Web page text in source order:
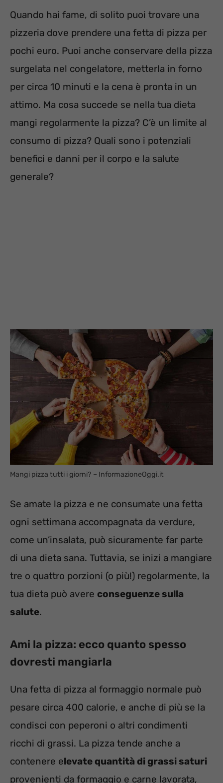
Quando hai fame, di solito puoi trovare una
pizzeria dove prendere una fetta di pizza per
pochi euro. Puoi anche conservare della pizza
surgelata nel congelatore, metterla in forno
per circa 10 minuti e la cena è pronta in un
attimo. Ma cosa succede se nella tua dieta
mangi regolarmente la pizza? C’è un limite al
consumo di pizza? Quali sono i potenziali
benefici e danni per il corpo e la salute
generale?
Mangi pizza tutti i giorni? – InformazioneOggi.it
Se amate la pizza e ne consumate una fetta
ogni settimana accompagnata da verdure,
come un’insalata, può sicuramente far parte
di una dieta sana. Tuttavia, se inizi a mangiare
tre o quattro porzioni (o più!) regolarmente, la
tua dieta può avere conseguenze sulla
salute.
Ami la pizza: ecco quanto spesso
dovresti mangiarla
Una fetta di pizza al formaggio normale può
pesare circa 400 calorie, e anche di più se la
condisci con peperoni o altri condimenti
ricchi di grassi. La pizza tende anche a
contenere elevate quantità di grassi saturi
provenienti da formaggio e carne lavorata,